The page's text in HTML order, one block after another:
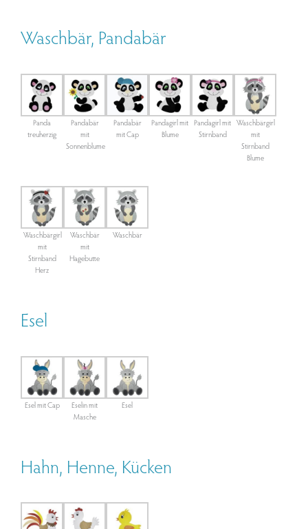
Waschbär, Pandabär
Panda
treuherzig
Pandabär
mit
Sonnenblume
Pandabär
mit Cap
Pandagirl mit
Blume
Pandagirl mit
Stirnband
Waschbärgirl
mit
Stirnband
Blume
Waschbärgirl
mit
Stirnband
Herz
Waschbär
mit
Hagebutte
Waschbär
Esel
Esel mit Cap
Eselin mit
Masche
Esel
Hahn, Henne, Kücken